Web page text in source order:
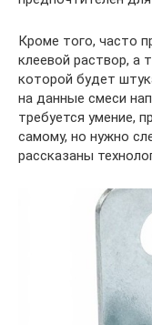
Кроме того, часто
клеевой раствор, а
которой будет
на данные смеси
требуется умение,
самому, но нужно
рассказаны